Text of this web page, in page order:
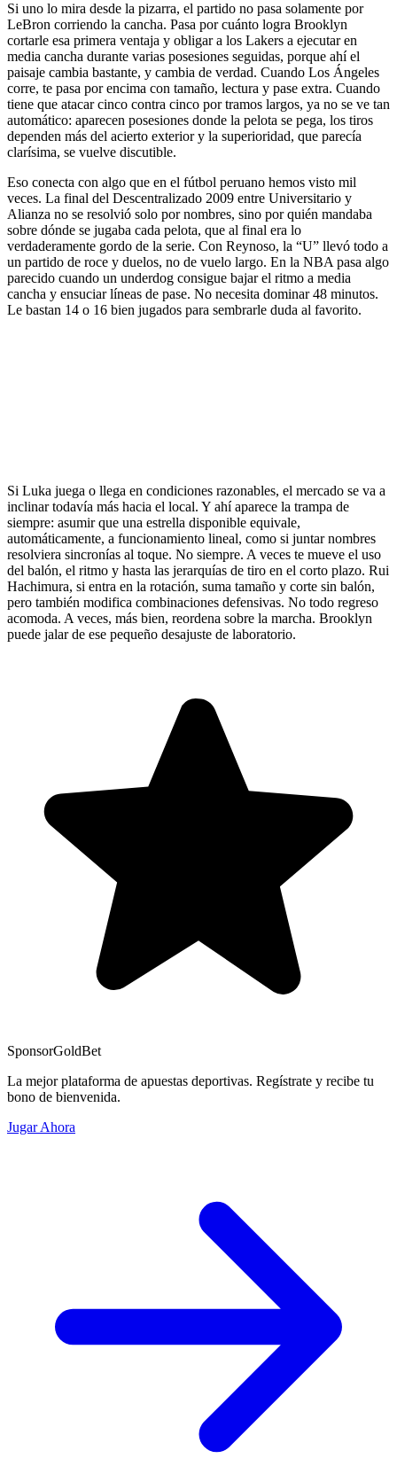
Si uno lo mira desde la pizarra, el partido no pasa solamente por
LeBron corriendo la cancha. Pasa por cuánto logra Brooklyn
cortarle esa primera ventaja y obligar a los Lakers a ejecutar en
media cancha durante varias posesiones seguidas, porque ahí el
paisaje cambia bastante, y cambia de verdad. Cuando Los Ángeles
corre, te pasa por encima con tamaño, lectura y pase extra. Cuando
tiene que atacar cinco contra cinco por tramos largos, ya no se ve tan
automático: aparecen posesiones donde la pelota se pega, los tiros
dependen más del acierto exterior y la superioridad, que parecía
clarísima, se vuelve discutible.
Eso conecta con algo que en el fútbol peruano hemos visto mil
veces. La final del Descentralizado 2009 entre Universitario y
Alianza no se resolvió solo por nombres, sino por quién mandaba
sobre dónde se jugaba cada pelota, que al final era lo
verdaderamente gordo de la serie. Con Reynoso, la “U” llevó todo a
un partido de roce y duelos, no de vuelo largo. En la NBA pasa algo
parecido cuando un underdog consigue bajar el ritmo a media
cancha y ensuciar líneas de pase. No necesita dominar 48 minutos.
Le bastan 14 o 16 bien jugados para sembrarle duda al favorito.
Si Luka juega o llega en condiciones razonables, el mercado se va a
inclinar todavía más hacia el local. Y ahí aparece la trampa de
siempre: asumir que una estrella disponible equivale,
automáticamente, a funcionamiento lineal, como si juntar nombres
resolviera sincronías al toque. No siempre. A veces te mueve el uso
del balón, el ritmo y hasta las jerarquías de tiro en el corto plazo. Rui
Hachimura, si entra en la rotación, suma tamaño y corte sin balón,
pero también modifica combinaciones defensivas. No todo regreso
acomoda. A veces, más bien, reordena sobre la marcha. Brooklyn
puede jalar de ese pequeño desajuste de laboratorio.
SponsorGoldBet
La mejor plataforma de apuestas deportivas. Regístrate y recibe tu
bono de bienvenida.
Jugar Ahora